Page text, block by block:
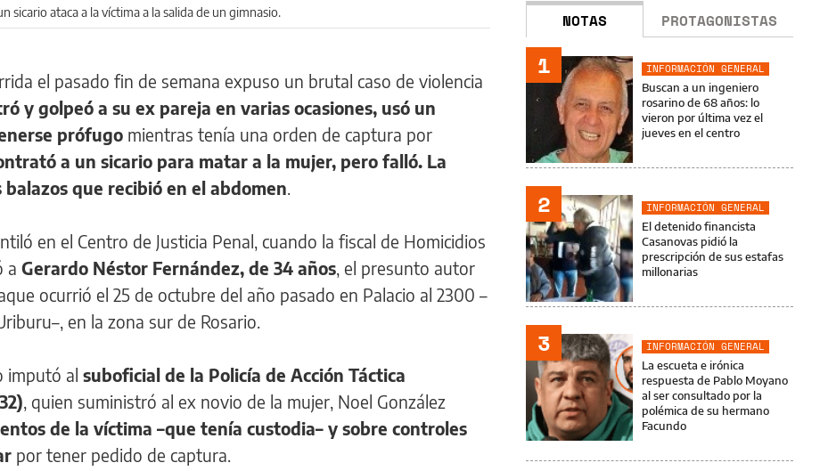
sicario ataca a la víctima a la salida de un gimnasio.
el pasado fin de semana expuso un brutal caso de violencia
y golpeó a su ex pareja en varias ocasiones, usó un
prófugo mientras tenía una orden de captura por
a un sicario para matar a la mujer, pero falló. La
que recibió en el abdomen.
en el Centro de Justicia Penal, cuando la fiscal de Homicidios
a Gerardo Néstor Fernández, de 34 años, el presunto autor
ocurrió el 25 de octubre del año pasado en Palacio al 2300 –
en la zona sur de Rosario.
imputó al suboficial de la Policía de Acción Táctica
, quien suministró al ex novio de la mujer, Noel González
de la víctima –que tenía custodia– y sobre controles
por tener pedido de captura.
NOTAS PROTAGONISTAS
1
INFORMACIÓN GENERAL
Buscan a un ingeniero
rosarino de 68 años: lo
vieron por última vez el
jueves en el centro
2
INFORMACIÓN GENERAL
El detenido financista
Casanovas pidió la
prescripción de sus estafas
millonarias
3
INFORMACIÓN GENERAL
La escueta e irónica
respuesta de Pablo Moyano
al ser consultado por la
polémica de su hermano
Facundo